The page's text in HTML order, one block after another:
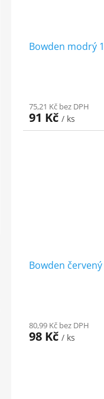
Bowden modrý
75,21 Kč bez DPH
91 Kč / ks
Bowden
80,99 Kč bez DPH
98 Kč / ks